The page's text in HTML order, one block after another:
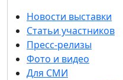
Новости выставки
Статьи участников
Пресс-релизы
Фото и видео
Для СМИ